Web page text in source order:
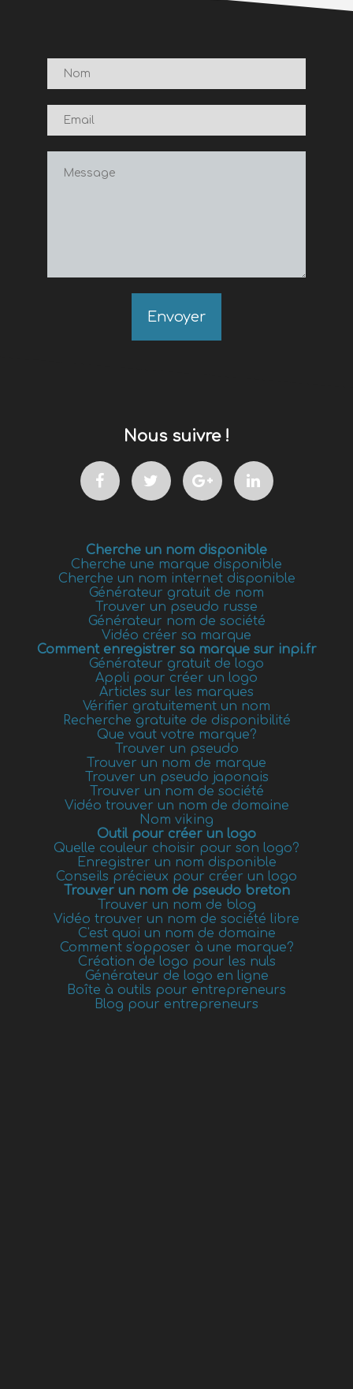
Envoyer
Nous suivre !
Cherche un nom disponible
Cherche une marque disponible
Cherche un nom internet disponible
Générateur gratuit de nom
Trouver un pseudo russe
Générateur nom de société
Vidéo créer sa marque
Comment enregistrer sa marque sur inpi.fr
Générateur gratuit de logo
Appli pour créer un logo
Articles sur les marques
Vérifier gratuitement un nom
Recherche gratuite de disponibilité
Que vaut votre marque?
Trouver un pseudo
Trouver un nom de marque
Trouver un pseudo japonais
Trouver un nom de société
Vidéo trouver un nom de domaine
Nom viking
Outil pour créer un logo
Quelle couleur choisir pour son logo?
Enregistrer un nom disponible
Conseils précieux pour créer un logo
Trouver un nom de pseudo breton
Trouver un nom de blog
Vidéo trouver un nom de société libre
C'est quoi un nom de domaine
Comment s'opposer à une marque?
Création de logo pour les nuls
Générateur de logo en ligne
Boîte à outils pour entrepreneurs
Blog pour entrepreneurs